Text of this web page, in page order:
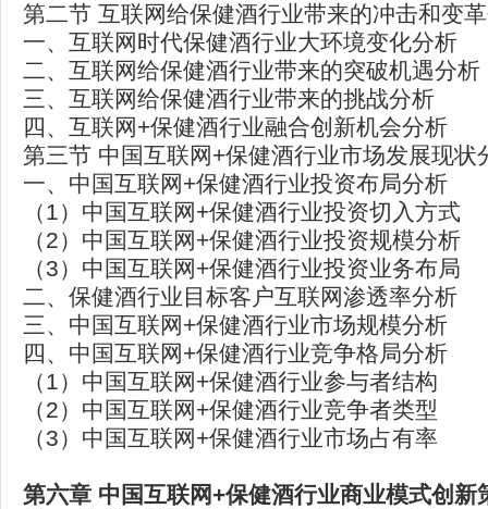
第二节 互联网给保健酒行业带来的冲击和变
一、互联网时代保健酒行业大环境变化分析
二、互联网给保健酒行业带来的突破机遇分析
三、互联网给保健酒行业带来的挑战分析
四、互联网+保健酒行业融合创新机会分析
第三节 中国互联网+保健酒行业市场发展现状
一、中国互联网+保健酒行业投资布局分析
（1）中国互联网+保健酒行业投资切入方式
（2）中国互联网+保健酒行业投资规模分析
（3）中国互联网+保健酒行业投资业务布局
二、保健酒行业目标客户互联网渗透率分析
三、中国互联网+保健酒行业市场规模分析
四、中国互联网+保健酒行业竞争格局分析
（1）中国互联网+保健酒行业参与者结构
（2）中国互联网+保健酒行业竞争者类型
（3）中国互联网+保健酒行业市场占有率
第六章 中国互联网+保健酒行业商业模式创新